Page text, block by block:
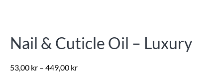
Nail & Cuticle Oil – Luxury
53,00 kr – 449,00 kr